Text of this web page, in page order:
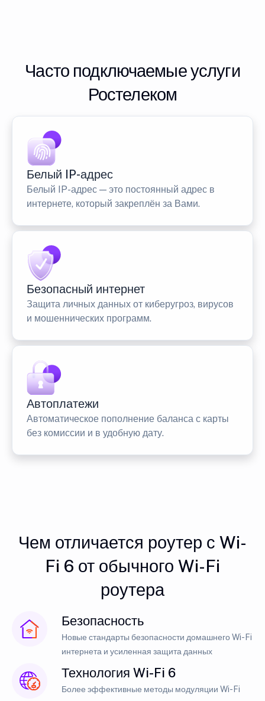
Часто подключаемые услуги
Ростелеком
Белый IP-адрес
Белый IP-адрес — это постоянный адрес в
интернете, который закреплён за Вами.
Безопасный интернет
Защита личных данных от киберугроз, вирусов
и мошеннических программ.
Автоплатежи
Автоматическое пополнение баланса с карты
без комиссии и в удобную дату.
Чем отличается роутер с Wi-
Fi 6 от обычного Wi-Fi
роутера
Безопасность
Новые стандарты безопасности домашнего Wi-Fi
интернета и усиленная защита данных
Технология Wi-Fi 6
Более эффективные методы модуляции Wi-Fi